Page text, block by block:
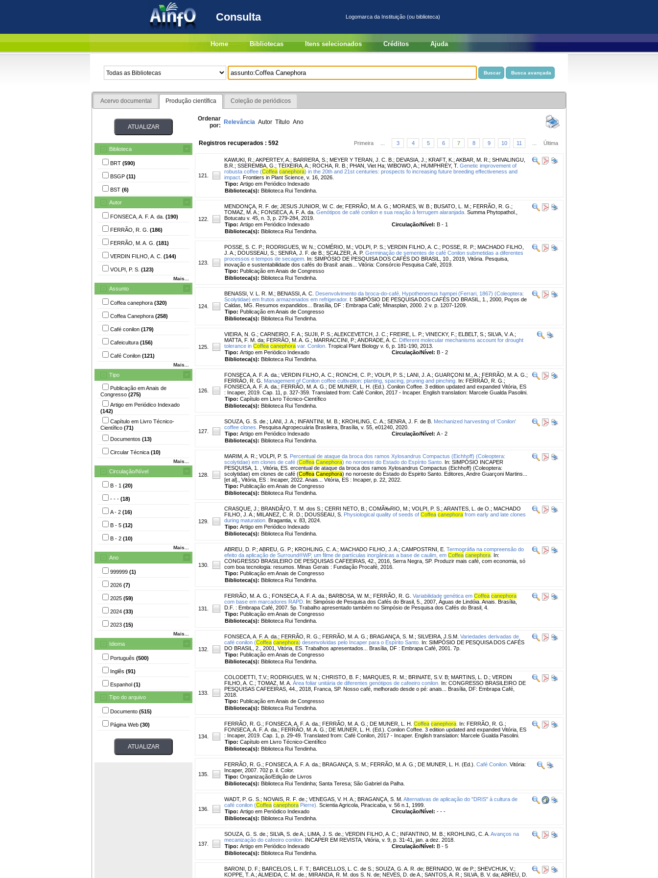
Consulta Logomarca da Instituição (ou biblioteca)
Home Bibliotecas Itens selecionados Créditos Ajuda
Acervo documental Produção científica Coleção de periódicos
Biblioteca
BRT (590)
BSGP (11)
BST (6)
Autor
FONSECA, A. F. A. da. (190)
FERRÃO, R. G. (186)
FERRÃO, M. A. G. (181)
VERDIN FILHO, A. C. (144)
VOLPI, P. S. (123)
Mais...
Assunto
Coffea canephora (320)
Coffea Canephora (258)
Café conilon (179)
Cafeicultura (156)
Café Conilon (121)
Mais...
Tipo
Publicação em Anais de
Congresso (275)
Artigo em Periódico Indexado
(142)
Capítulo em Livro Técnico-
Científico (71)
Documentos (13)
Circular Técnica (10)
Mais...
Circulação/Nível
B - 1 (20)
- - - (18)
A - 2 (16)
B - 5 (12)
B - 2 (10)
Mais...
Ano
999999 (1)
2026 (7)
2025 (59)
2024 (33)
2023 (15)
Mais...
Idioma
Português (500)
Inglês (91)
Espanhol (1)
Tipo do arquivo
Documento (515)
Página Web (30)
Ordenar
por: Relevância Autor Título Ano
Registros recuperados : 592 Primeira 3 4 5 6 7 8 9 10 11 Última
121.
KAWUKI, R. ; AKPERTEY, A. ; BARRERA, S. ; MEYER Y TERAN, J. C. B. ; DEVASIA, J. ; KRAFT, K. ; AKBAR, M. R. ; SHIVALINGU,
B.R. ; SSEREMBA, G. ; TEIXEIRA, A. ; ROCHA, R. B. ; PHAN, Viet Ha; WIBOWO, A. ; HUMPHREY, T. Genetic improvement of
robusta coffee (Coffea canephora) in the 20th and 21st centuries: prospects fo increasing future breeding effectiveness and
impact. Frontiers in Plant Science, v. 16, 2026.
Tipo: Artigo em Periódico Indexado
Biblioteca(s): Biblioteca Rui Tendinha.
122.
MENDONÇA, R. F. de; JESUS JUNIOR, W. C. de; FERRÃO, M. A. G. ; MORAES, W. B. ; BUSATO, L. M. ; FERRÃO, R. G. ;
TOMAZ, M. A. ; FONSECA, A. F. A. da. Genótipos de café conilon e sua reação à ferrugem alaranjada. Summa Phytopathol.,
Botucatu v. 45, n. 3, p. 279-284, 2019.
Tipo: Artigo em Periódico Indexado Circulação/Nível: B - 1
Biblioteca(s): Biblioteca Rui Tendinha.
123.
POSSE, S. C. P. ; RODRIGUES, W. N. ; COMÉRIO, M. ; VOLPI, P. S. ; VERDIN FILHO, A. C. ; POSSE, R. P. ; MACHADO FILHO,
J. A. ; DOUSSEAU, S. ; SENRA, J. F. de B. ; SCALZER, A. P. Germinação de sementes de café Conilon submetidas a diferentes
processos e tempos de secagem. In: SIMPÓSIO DE PESQUISA DOS CAFÉS DO BRASIL, 10., 2019, Vitória. Pesquisa,
inovação e sustentabilidade dos cafés do Brasil: anais... Vitória: Consórcio Pesquisa Café, 2019.
Tipo: Publicação em Anais de Congresso
Biblioteca(s): Biblioteca Rui Tendinha.
124.
BENASSI, V. L. R. M. ; BENASSI, A. C. Desenvolvimento da broca-do-café, Hypothenemus hampei (Ferrari, 1867) (Coleoptera:
Scolytidae) em frutos armazenados em refrigerador. I: SIMPÓSIO DE PESQUISA DOS CAFÉS DO BRASIL, 1., 2000, Poços de
Caldas, MG. Resumos expandidos... Brasília, DF : Embrapa Café; Minasplan, 2000. 2 v. p. 1207-1209.
Tipo: Publicação em Anais de Congresso
Biblioteca(s): Biblioteca Rui Tendinha.
125.
VIEIRA, N. G. ; CARNEIRO, F. A. ; SUJII, P. S. ; ALEKCEVETCH, J. C. ; FREIRE, L. P. ; VINECKY, F. ; ELBELT, S. ; SILVA, V. A. ;
MATTA, F. M. da; FERRÃO, M. A. G. ; MARRACCINI, P. ; ANDRADE, A. C. Different molecular mechanisms account for drought
tolerance in Coffea canephora var. Conilon. Tropical Plant Biology v. 6, p. 181-190, 2013.
Tipo: Artigo em Periódico Indexado Circulação/Nível: B - 2
Biblioteca(s): Biblioteca Rui Tendinha.
126.
FONSECA, A. F. A. da. ; VERDIN FILHO, A. C. ; RONCHI, C. P. ; VOLPI, P. S. ; LANI, J. A. ; GUARÇONI M., A. ; FERRÃO, M. A. G. ;
FERRÃO, R. G.
Management of Conilon coffee cultivation: planting, spacing, pruning and pinching. In: FERRÃO, R. G.;
FONSECA, A. F. A. da.; FERRÃO, M. A. G.; DE MUNER, L. H. (Ed.). Conilon Coffee. 3 edition updated and expanded Vitória, ES
: Incaper, 2019. Cap. 11, p. 327-359. Translated from: Café Conilon, 2017 - Incaper. English translation: Marcele Gualda Pasolini.
Tipo: Capítulo em Livro Técnico-Científico
Biblioteca(s): Biblioteca Rui Tendinha.
127.
SOUZA, G. S. de. ; LANI, J. A. ; INFANTINI, M. B. ; KROHLING, C. A. ; SENRA, J. F. de B. Mechanized harvesting of 'Conilon'
coffee clones. Pesquisa Agropecuária Brasileira, Brasília, v. 55, e01240, 2020.
Tipo: Artigo em Periódico Indexado Circulação/Nível: A - 2
Biblioteca(s): Biblioteca Rui Tendinha.
128.
MARIM, A. R. ; VOLPI, P. S. Percentual de ataque da broca dos ramos Xylosandrus Compactus (Eichhoff) (Coleoptera:
scolytidae) em clones de café (Coffea Canephora) no noroeste do Estado do Espírito Santo. In: SIMPÓSIO INCAPER
PESQUISA, 1. , Vitória, ES. ercentual de ataque da broca dos ramos Xylosandrus Compactus (Eichhoff) (Coleoptera:
scolytidae) em clones de café (Coffea Canephora) no noroeste do Estado do Espirito Santo. Editores, Andre Guarçoni Martins...
[et al]., Vitória, ES : Incaper, 2022. Anais... Vitória, ES : Incaper, p. 22, 2022.
Tipo: Publicação em Anais de Congresso
Biblioteca(s): Biblioteca Rui Tendinha.
129.
CRASQUE, J. ; BRANDÃƒO, T. M. dos S. ; CERRI NETO, B. ; COMÃ‰RIO, M. ; VOLPI, P. S. ; ARANTES, L. de O. ; MACHADO
FILHO, J. A. ; MILANEZ, C. R. D. ; DOUSSEAU, S. Physiological quality of seeds of Coffea canephora from early and late clones
during maturation. Bragantia, v. 83, 2024.
Tipo: Artigo em Periódico Indexado
Biblioteca(s): Biblioteca Rui Tendinha.
130.
ABREU, D. P. ; ABREU, G. P. ; KROHLING, C. A. ; MACHADO FILHO, J. A. ; CAMPOSTRNI, E. Termográfia na compreensão do
efeito da aplicação de Surround®WP, um filme de partículas inorgânicas a base de caulim, em Coffea canephora In:
CONGRESSO BRASILEIRO DE PESQUISAS CAFEEIRAS, 42., 2016, Serra Negra, SP. Produzir mais café, com economia, só
com boa tecnologia: resumos. Minas Gerais : Fundação Procafé, 2016.
Tipo: Publicação em Anais de Congresso
Biblioteca(s): Biblioteca Rui Tendinha.
131.
FERRÃO, M. A. G. ; FONSECA, A. F. A. da. ; BARBOSA, W. M. ; FERRÃO, R. G. Variabilidade genética em Coffea canephora
com base em marcadores RAPD. In: Simpósio de Pesquisa dos Cafés do Brasil, 5., 2007, Águas de Lindóia. Anais. Brasília,
D.F. : Embrapa Café, 2007. 5p. Trabalho apresentado também no Simpósio de Pesquisa dos Cafés do Brasil, 4.
Tipo: Publicação em Anais de Congresso
Biblioteca(s): Biblioteca Rui Tendinha.
132.
FONSECA, A. F. A. da. ; FERRÃO, R. G. ; FERRÃO, M. A. G. ; BRAGANÇA, S. M. ; SILVEIRA, J.S.M. Variedades derivadas de
café conilon (Coffea canephora) desenvolvidas pelo Incaper para o Espírito Santo. In: SIMPÓSIO DE PESQUISA DOS CAFÉS
DO BRASIL, 2., 2001, Vitória, ES. Trabalhos apresentados... Brasília, DF : Embrapa Café, 2001. 7p.
Tipo: Publicação em Anais de Congresso
Biblioteca(s): Biblioteca Rui Tendinha.
133.
COLODETTI, T.V.; RODRIGUES, W. N. ; CHRISTO, B. F. ; MARQUES, R. M. ; BRINATE, S.V. B; MARTINS, L. D. ; VERDIN
FILHO, A. C. ; TOMAZ, M. A. Área foliar unitária de diferentes genótipos de cafeeiro conilon. In: CONGRESSO BRASILEIRO DE
PESQUISAS CAFEEIRAS, 44., 2018, Franca, SP. Nosso café, melhorado desde o pé: anais... Brasília, DF: Embrapa Café,
2018.
Tipo: Publicação em Anais de Congresso
Biblioteca(s): Biblioteca Rui Tendinha.
134.
FERRÃO, R. G. ; FONSECA, A. F. A. da. ; FERRÃO, M. A. G. ; DE MUNER, L. H. Coffea canephora In: FERRÃO, R. G.;
FONSECA, A. F. A. da.; FERRÃO, M. A. G.; DE MUNER, L. H. (Ed.). Conilon Coffee. 3 edition updated and expanded Vitória, ES
: Incaper, 2019. Cap. 1, p. 29-49. Translated from: Café Conilon, 2017 - Incaper. English translation: Marcele Gualda Pasolini.
Tipo: Capítulo em Livro Técnico-Científico
Biblioteca(s): Biblioteca Rui Tendinha.
135.
FERRÃO, R. G. ; FONSECA, A. F. A. da. ; BRAGANÇA, S. M. ; FERRÃO, M. A. G. ; DE MUNER, L. H. (Ed.). Café Conilon. Vitória:
Incaper, 2007. 702 p. il. Color.
Tipo: Organização/Edição de Livros
Biblioteca(s): Biblioteca Rui Tendinha; Santa Teresa; São Gabriel da Palha.
136.
WADT, P. G. S. ; NOVAIS, R. F. de. ; VENEGAS, V. H. A. ; BRAGANÇA, S. M. Alternativas de aplicação do "DRIS" à cultura de
café conilon (Coffea canephora Pierre). Scientia Agricola, Piracicaba, v. 56 n.1, 1999.
Tipo: Artigo em Periódico Indexado Circulação/Nível: - - -
Biblioteca(s): Biblioteca Rui Tendinha.
137.
SOUZA, G. S. de. ; SILVA, S. de A. ; LIMA, J. S. de. ; VERDIN FILHO, A. C. ; INFANTINO, M. B. ; KROHLING, C. A. Avanços na
mecanização do cafeeiro conilon. INCAPER EM REVISTA, Vitória, v. 9, p. 31-41, jan. a dez. 2018.
Tipo: Artigo em Periódico Indexado Circulação/Nível: B - 5
Biblioteca(s): Biblioteca Rui Tendinha.
BARONI, D. F. ; BARCELOS, L. F. T. ; BARCELLOS, L. C. de S. ; SOUZA, G. A. R. de; BERNADO, W. de P. ; SHEVCHUK, V.;
KOPPE, T. A. ; ALMEIDA, C. M. de. ; MIRANDA, R. M. dos S. N. de; NEVES, D. de A. ; SANTOS, A. R. ; SILVA, B. V. da; ABREU, D.